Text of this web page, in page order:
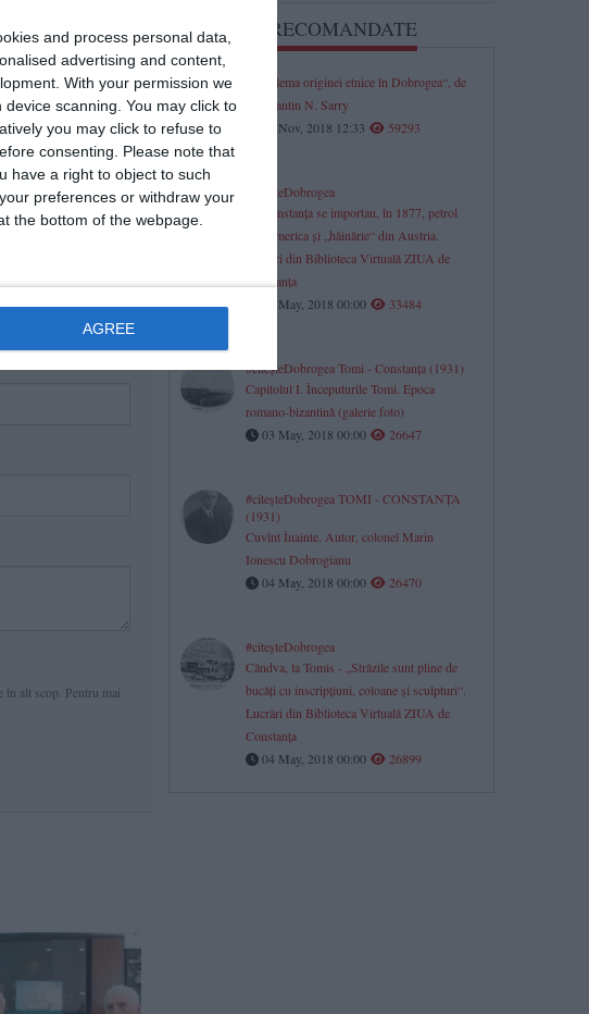
and process personal data,
advertising and content,
With your permission we
scanning. You may click to
you may click to refuse to
consenting.
Please note that
have a right to object to such
preferences or withdraw your
the bottom of the webpage.
AGREE
în alt scop. Pentru mai
ARTICOLE RECOMANDATE
„Problema originei etnice în Dobrogea“, de
Constantin N. Sarry
09 Nov, 2018 12:33
59293
#citeşteDobrogea
La Constanţa se importau, în 1877, petrol
din America şi „hăinărie“ din Austria.
Lucrări din Biblioteca Virtuală ZIUA de
Constanţa
07 May, 2018 00:00
33484
#citeşteDobrogea Tomi - Constanţa (1931)
Capitolul I. Începuturile Tomi. Epoca
romano-bizantină (galerie foto)
03 May, 2018 00:00
26647
#citeşteDobrogea TOMI - CONSTANŢA
(1931)
Cuvînt Înainte. Autor, colonel Marin
Ionescu Dobrogianu
04 May, 2018 00:00
26470
#citeşteDobrogea
Cândva, la Tomis - „Străzile sunt pline de
bucăţi cu inscripţiuni, coloane şi sculpturi“.
Lucrări din Biblioteca Virtuală ZIUA de
Constanţa
04 May, 2018 00:00
26899